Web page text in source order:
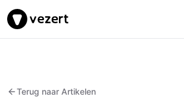
Vezert
Terug naar Artikelen